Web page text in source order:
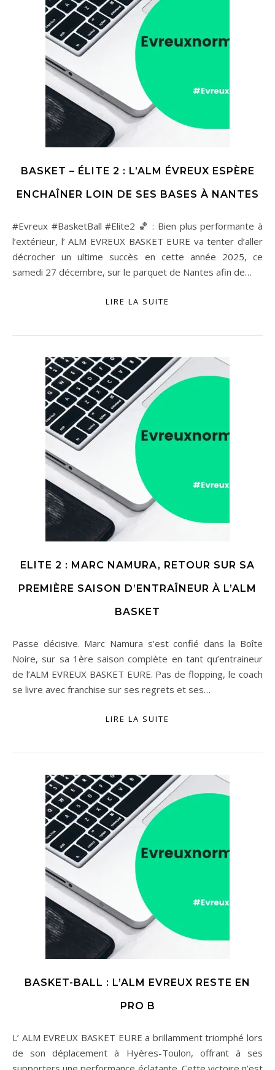
BASKET – ÉLITE 2 : L’ALM ÉVREUX ESPÈRE
ENCHAÎNER LOIN DE SES BASES À NANTES
#Evreux #BasketBall #Elite2 🏀 : Bien plus performante à
l’extérieur, l’ ALM EVREUX BASKET EURE va tenter d’aller
décrocher un ultime succès en cette année 2025, ce
samedi 27 décembre, sur le parquet de Nantes afin de…
LIRE LA SUITE
ELITE 2 : MARC NAMURA, RETOUR SUR SA
PREMIÈRE SAISON D’ENTRAÎNEUR À L’ALM
BASKET
Passe décisive. Marc Namura s’est confié dans la Boîte
Noire, sur sa 1ère saison complète en tant qu’entraineur
de l’ALM EVREUX BASKET EURE. Pas de flopping, le coach
se livre avec franchise sur ses regrets et ses…
LIRE LA SUITE
BASKET-BALL : L’ALM EVREUX RESTE EN
PRO B
L’ ALM EVREUX BASKET EURE a brillamment triomphé lors
de son déplacement à Hyères-Toulon, offrant à ses